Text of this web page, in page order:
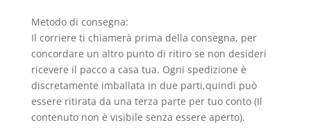
Metodo di consegna:
Il corriere ti chiamerà prima della consegna, per
concordare un altro punto di ritiro se non desideri
ricevere il pacco a casa tua. Ogni spedizione è
discretamente imballata in due parti,quindi può
essere ritirata da una terza parte per tuo conto (Il
contenuto non è visibile senza essere aperto).